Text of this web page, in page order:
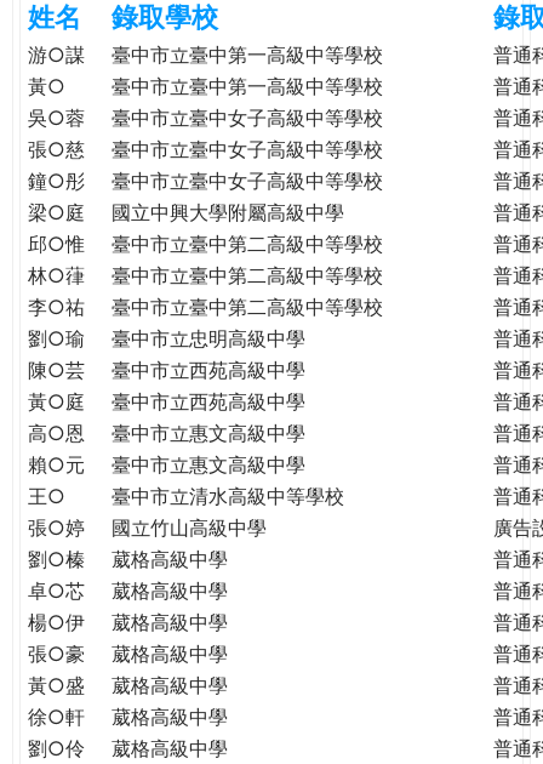
格。
民。
WAGOR
TODAY
THE
WORLD
TOMORROW
PUTTING
YOU
ON
THE
e
r
e
姓名 錄取學校 錄
游○謀 臺中市立臺中第一高級中等學校
普通
黃○
臺中市立臺中第一高級中等學校
普通
吳○蓉
臺中市立臺中女子高級中等學校
普通
張○慈
臺中市立臺中女子高級中等學校
普通
鐘○彤
臺中市立臺中女子高級中等學校
普通
梁○庭
國立中興大學附屬高級中學
普通
邱○惟
臺中市立臺中第二高級中等學校
普通
林○葎
臺中市立臺中第二高級中等學校
普通
李○祐
臺中市立臺中第二高級中等學校
普通
劉○瑜
臺中市立忠明高級中學
普通
陳○芸
臺中市立西苑高級中學
普通
黃○庭
臺中市立西苑高級中學
普通
高○恩
臺中市立惠文高級中學
普通
賴○元
臺中市立惠文高級中學
普通
王○
臺中市立清水高級中等學校
普通
張○婷
國立竹山高級中學
廣告
劉○榛
葳格高級中學
普通
卓○芯
葳格高級中學
普通
楊○伊
葳格高級中學
普通
張○豪
葳格高級中學
普通
黃○盛
葳格高級中學
普通
徐○軒
葳格高級中學
普通
劉○伶
葳格高級中學
普通